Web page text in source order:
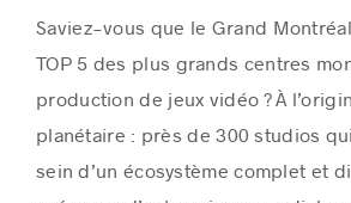
Saviez-vous que le Grand
TOP 5 des plus grands centres
production de jeux vidéo ? À
planétaire : près de 300 studios
sein d’un écosystème complet et